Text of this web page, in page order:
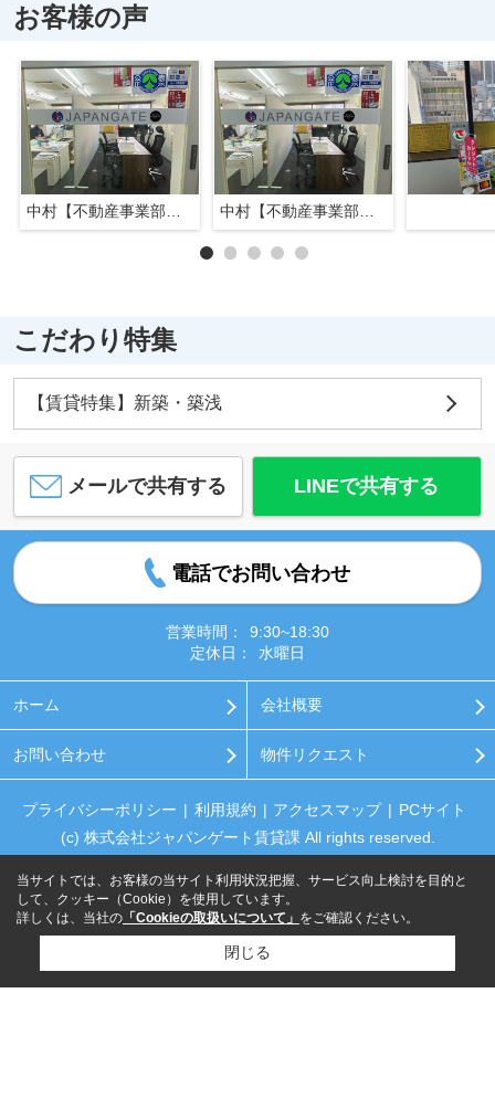
お客様の声
こだわり特集
【賃貸特集】新築・築浅
メールで共有する LINEで共有する
電話でお問い合わせ
営業時間：
9:30~18:30
定休日：
水曜日
ホーム 会社概要
お問い合わせ 物件リクエスト
プライバシーポリシー 利用規約 アクセスマップ
PCサイト
(c) 株式会社ジャパンゲート賃貸課 All rights reserved.
当サイトでは、お客様の当サイト利用状況把握、サービス向上検討を目的と
して、クッキー（Cookie）を使用しています。
詳しくは、当社の 「Cookieの取扱いについて」 をご確認ください。
閉じる